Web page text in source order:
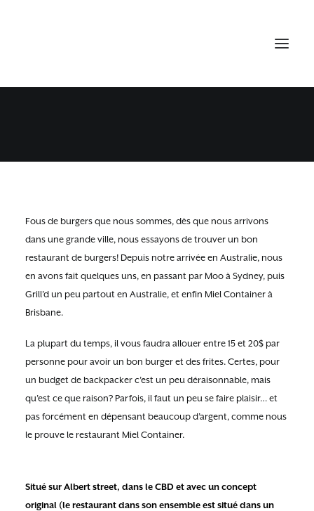
Fous de burgers que nous sommes, dès que nous arrivons
dans une grande ville, nous essayons de trouver un bon
restaurant de burgers! Depuis notre arrivée en Australie, nous
en avons fait quelques uns, en passant par Moo à Sydney, puis
Grill’d un peu partout en Australie, et enfin Miel Container à
Brisbane.
La plupart du temps, il vous faudra allouer entre 15 et 20$ par
personne pour avoir un bon burger et des frites. Certes, pour
un budget de backpacker c’est un peu déraisonnable, mais
qu’est ce que raison? Parfois, il faut un peu se faire plaisir… et
pas forcément en dépensant beaucoup d’argent, comme nous
le prouve le restaurant Miel Container.
Situé sur Albert street, dans le CBD et avec un concept
original (le restaurant dans son ensemble est situé dans un